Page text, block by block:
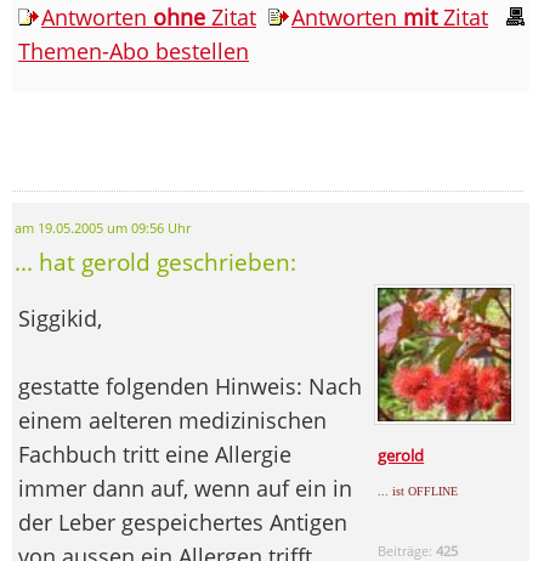
Antworten ohne Zitat Antworten mitZitat
Themen-Abo bestellen
am 19.05.2005 um 09:56 Uhr
... hat gerold geschrieben:
gerold
... ist OFFLINE
Beiträge:425
Siggikid,
gestatte folgenden Hinweis: Nach
einem aelteren medizinischen
Fachbuch tritt eine Allergie
immer dann auf, wenn auf ein in
der Leber gespeichertes Antigen